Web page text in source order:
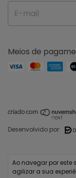
Ao navegar por este
agilizar a sua
Meios de
Desenvolvido por:
Todos os direitos